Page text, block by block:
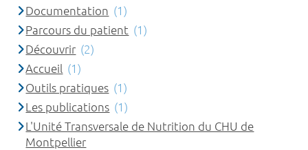
Documentation (1)
Parcours du patient (1)
Découvrir (2)
Accueil (1)
Outils pratiques (1)
Les publications (1)
L'Unité Transversale de Nutrition du CHU de
Montpellier